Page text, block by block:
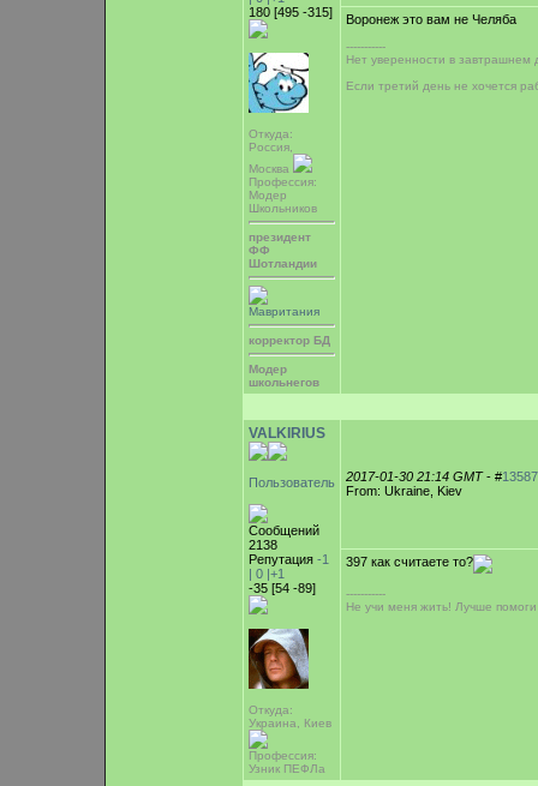
180 [495 -315]
Откуда:
Россия,
Москва
Профессия:
Модер
Школьников
президент
ФФ
Шотландии
Мавритания
корректор БД
Модер
школьнегов
Воронеж это вам не Челяба
-----------
Нет уверенности в завтрашнем
Если третий день не хочется
VALKIRIUS
Пользователь
Сообщений
2138
Репутация -1
| 0 |+1
-35 [54 -89]
Откуда:
Украина, Киев
Профессия:
Узник ПЕФЛа
2017-01-30 21:14 GMT- #
From: Ukraine, Kiev
397 как считаете то?
-----------
Не учи меня жить! Лучше